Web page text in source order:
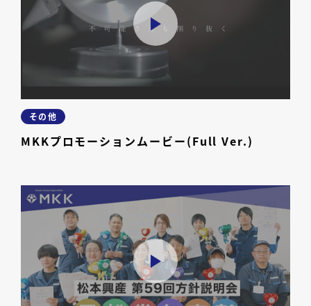
その他
MKKプロモーションムービー(Full Ver.)